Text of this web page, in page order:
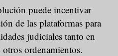
puede incentivar
de las plataformas para
judiciales tanto en
ordenamientos.